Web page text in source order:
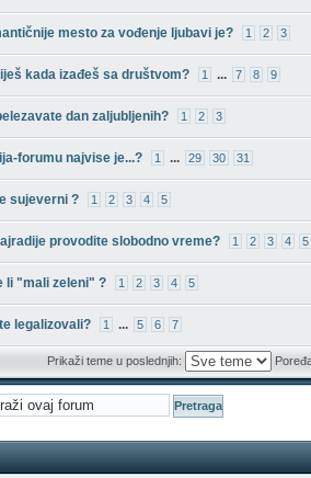
mesto za vođenje ljubavi je? 1 2 3
kada izađeš sa društvom? 1 ... 7 8 9
dan zaljubljenih? 1 2 3
forumu najvise je...? 1 ... 29 30 31
sujeverni ? 1 2 3 4 5
provodite slobodno vreme? 1 2 3 4 5
li "mali zeleni" ? 1 2 3 4 5
legalizovali? 1 ... 5 6 7
Prikaži teme u poslednjih: